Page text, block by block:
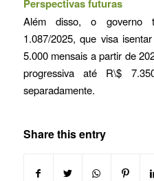
Perspectivas futuras
Além disso, o governo
1.087/2025, que visa
5.000 mensais a partir de
progressiva até R\$
separadamente.
Share this entry